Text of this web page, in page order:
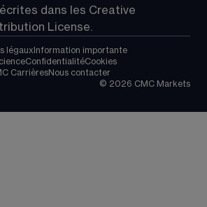
dans les Creative
License.
légaux Information importante
ConfidentialitéCookies
CarrièresNous contacter
© 2026 CMC Markets